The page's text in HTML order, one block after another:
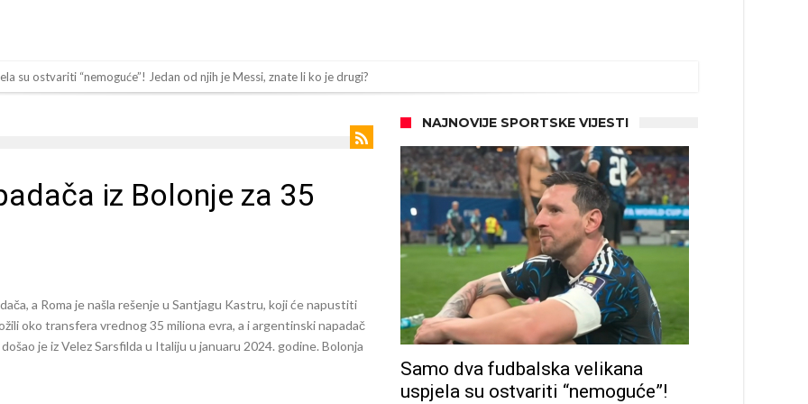
su ostvariti “nemoguće”! Jedan od njih je Messi, znate li ko je drugi?
beka – transfer vrijedan 21 milion eura
Turske
50 miliona eura
Garosu, sada je dao sramotan komentar na njegov račun
možemo da idemo toliko daleko”
iz Bolonje za 35
a Roma je našla rešenje u Santjagu Kastru, koji će napustiti
oko transfera vrednog 35 miliona evra, a i argentinski napadač
je iz Velez Sarsfilda u Italiju u januaru 2024. godine. Bolonja
NAJNOVIJE SPORTSKE VIJESTI
Samo dva fudbalska velikana
uspjela su ostvariti “nemoguće”!